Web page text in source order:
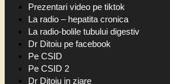
Prezentari video pe tiktok
La radio – hepatita cronica
La radio-bolile tubului digestiv
Dr Ditoiu pe facebook
Pe CSID
Pe CSID 2
Dr Ditoiu in ziare